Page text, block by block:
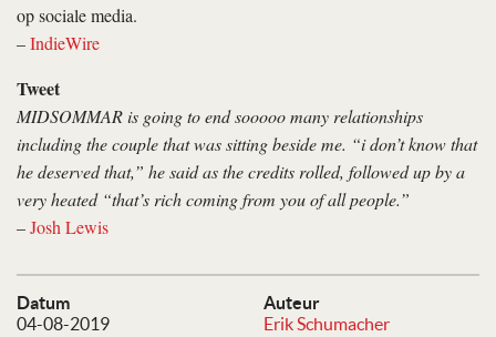
Datum
04-08-2019
Auteur
Erik Schumacher
op sociale media.
–IndieWire
Tweet
MIDSOMMAR is going to end sooooo many relationships
including the couple that was sitting beside me. “i don’t know that
he deserved that,” he said as the credits rolled, followed up by a
very heated “that’s rich coming from you of all people.”
–Josh Lewis